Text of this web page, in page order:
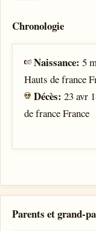
Chronologie
Naissance:5
Hauts de france
Décès:23 avr
de france France
Parents et grand-